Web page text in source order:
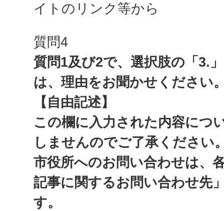
イトのリンク等から
質問4
質問1及び2で、選択肢の「3.
は、理由をお聞かせください
【自由記述】
この欄に入力された内容につ
しませんのでご了承ください
市役所へのお問い合わせは、
記事に関するお問い合わせ先
す。